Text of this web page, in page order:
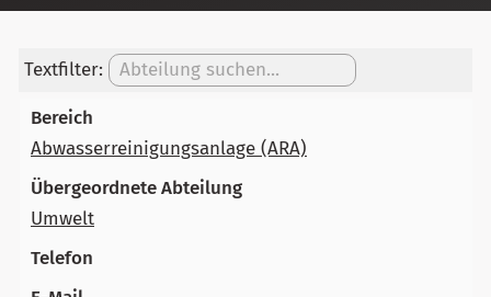
Textfilter:
Abwasserreinigungsanlage (ARA)
Umwelt